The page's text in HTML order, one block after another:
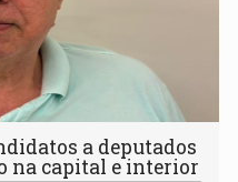
a deputados
na capital e interior